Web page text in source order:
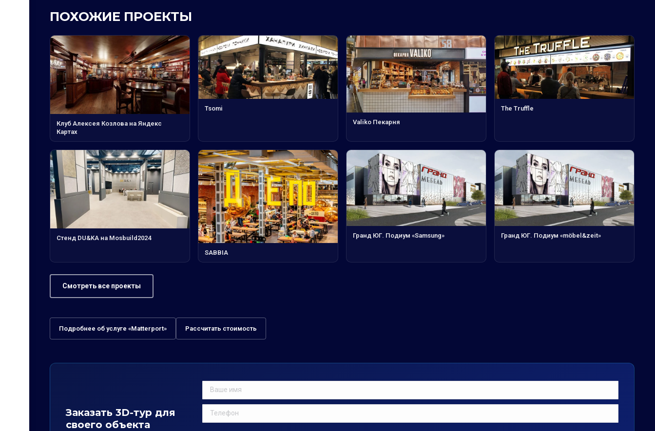
ПОХОЖИЕ ПРОЕКТЫ
Клуб Алексея Козлова на Яндекс
Картах
Tsomi
Valiko Пекарня
The Truffle
Стенд DU&KA на Mosbuild2024
SABBIA
Гранд ЮГ. Подиум «Samsung» Гранд ЮГ. Подиум «möbel&zeit»
Смотреть все проекты
Подробнее об услуге «Matterport» Рассчитать стоимость
Заказать 3D-тур для
своего объекта